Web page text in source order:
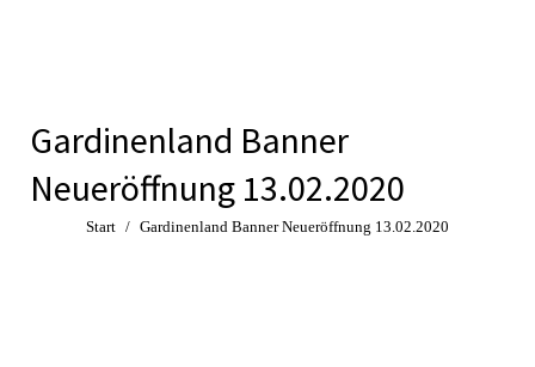
Gardinenland Banner
Neueröffnung 13.02.2020
Sie befinden sich hier:
Start Gardinenland Banner Neueröffnung 13.02.2020